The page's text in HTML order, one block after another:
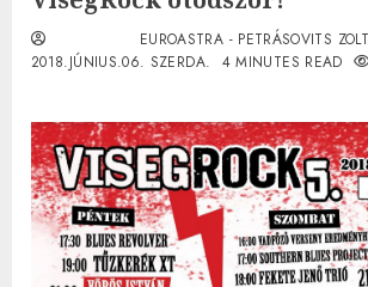
EUROASTRA - PETRÁSOVITS
2018.JÚNIUS.06. SZERDA.
4 MINUTES READ